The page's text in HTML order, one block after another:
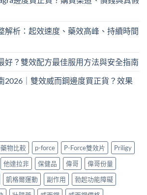
解析：起效速度、藥效高峰、持續時間
好？雙效配方最佳服用方法與安全指南
2026｜雙效威而鋼邊度買正貨？效果
物比較 p-force P-Force雙效片
Priligy
他達拉非 保健品 偉哥
偉哥份量
凱格爾運動 副作用
勃起功能障礙